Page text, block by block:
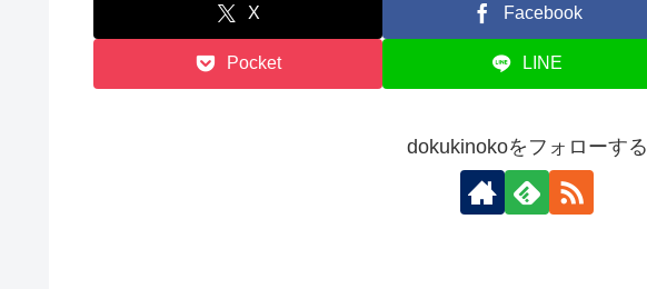
X Facebook
Pocket LINE
dokukinokoをフォローする